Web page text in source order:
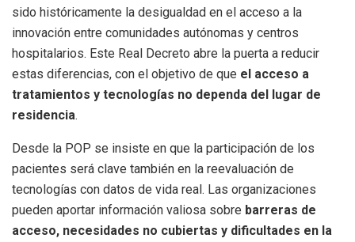
sido históricamente la desigualdad en el acceso a la
innovación entre comunidades autónomas y centros
hospitalarios. Este Real Decreto abre la puerta a reducir
estas diferencias, con el objetivo de que el acceso a
tratamientos y tecnologías no dependa del lugar de
residencia.
Desde la POP se insiste en que la participación de los
pacientes será clave también en la reevaluación de
tecnologías con datos de vida real. Las organizaciones
pueden aportar información valiosa sobre barreras de
acceso, necesidades no cubiertas y dificultades en la